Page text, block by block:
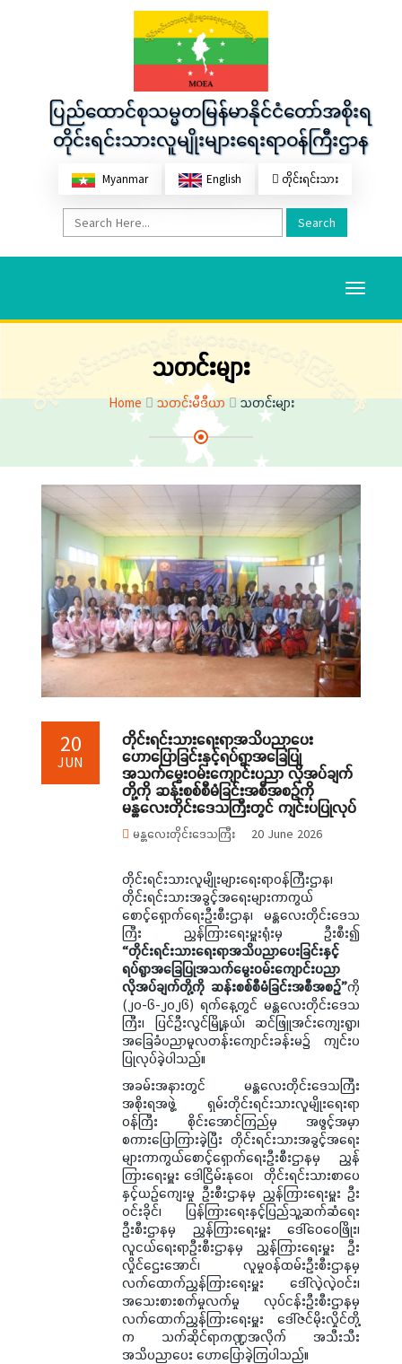
ပြည်ထောင်စုသမ္မတမြန်မာနိုင်ငံတော်အစိုးရ
တိုင်းရင်းသားလူမျိုးများရေးရာဝန်ကြီးဌာန
Myanmar English တိုင်းရင်းသား
Search
Toggle
သတင်းများ
Home သတင်းမီဒီယာ သတင်းများ
20
JUN
တိုင်းရင်းသားရေးရာအသိပညာပေး
ဟောပြောခြင်းနှင့်ရပ်ရွာအခြေပြု
အသက်မွေးဝမ်းကျောင်းပညာ လိုအပ်ချက်
တို့ကို ဆန်းစစ်စီမံခြင်းအစီအစဉ်ကို‌
မန္တလေးတိုင်းဒေသကြီးတွင် ကျင်းပပြုလုပ်
မန္တလေးတိုင်းဒေသကြီး 20 June 2026
တိုင်းရင်းသားလူမျိုးများရေးရာဝန်ကြီးဌာန၊
တိုင်းရင်းသားအခွင့်အရေးများကာကွယ်
စောင့်ရှောက်ရေးဦးစီးဌာန၊ မန္တလေးတိုင်းဒေသ
ကြီး ညွှန်ကြားရေးမှူးရုံးမှ ဦးစီး၍
“တိုင်းရင်းသားရေးရာအသိပညာပေးခြင်းနှင့်
ရပ်ရွာအခြေပြုအသက်မွေးဝမ်းကျောင်းပညာ
လိုအပ်ချက်တို့ကို ဆန်းစစ်စီမံခြင်းအစီအစဉ်”ကို
(၂၀-၆-၂၀၂၆) ရက်နေ့တွင် မန္တလေးတိုင်းဒေသ
ကြီး၊ ပြင်ဦးလွင်မြို့နယ်၊ ဆင်ဖြူအင်းကျေးရွာ၊
အခြေခံပညာမူလတန်းကျောင်းခန်းမ၌ ကျင်းပ
ပြုလုပ်ခဲ့ပါသည်။
အခမ်းအနားတွင် မန္တလေးတိုင်းဒေသကြီး
အစိုးရအဖွဲ့ ရှမ်းတိုင်းရင်းသားလူမျိုးရေးရာ
ဝန်ကြီး စိုင်းအောင်ကြည်မှ အဖွင့်အမှာ
စကားပြောကြားခဲ့ပြီး တိုင်းရင်းသားအခွင့်အရေး
များကာကွယ်စောင့်ရှောက်ရေးဦးစီးဌာနမှ ညွှန်
ကြားရေးမှူး ဒေါငြိမ်းနုဝေ၊ တိုင်းရင်းသားစာပေ
နှင့်ယဉ်ကျေးမှု ဦးစီးဌာနမှ ညွှန်ကြားရေးမှူး ဦး
ဝင်းခိုင်၊ ပြန်ကြားရေးနှင့်ပြည်သူ့ဆက်ဆံရေး
ဦးစီးဌာနမှ ညွှန်ကြားရေးမှူး ဒေါ်ဝေဝေဖြိုး၊
လူငယ်ရေးရာဦးစီးဌာနမှ ညွှန်ကြားရေးမှူး ဦး
လှိုင်ဌေးအောင်၊ လူမှုဝန်ထမ်းဦးစီးဌာနမှ
လက်ထောက်ညွှန်ကြားရေးမှူး ဒေါ်လဲ့လဲ့ဝင်း၊
အသေးစားစက်မှုလက်မှု လုပ်ငန်းဦးစီးဌာနမှ
လက်ထောက်ညွှန်ကြားရေးမှူး ဒေါ်ဇင်မိုးလှိုင်တို့
က သက်ဆိုင်ရာကဏ္ဍအလိုက် အသီးသီး
အသိပညာပေး ဟောပြောခဲ့ကြပါသည်။